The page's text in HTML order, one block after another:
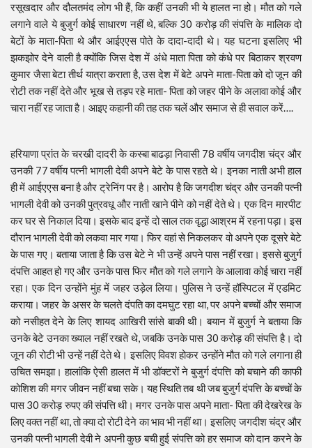
रसूखदार और दौलतमंद लोग भी हैं, कि कहीं उनकी भी ये हालत ना हो। मौत को गले
लगाने वाले ये बुजुर्ग कोई साधारण नहीं थे, बल्कि 30 करोड़ की संपत्ति के मालिक दो
बेटों के माता-पिता थे और आईएएस पोते के दादा-दादी थे। यह घटना इसलिए भी
झकझोर देने वाली है क्योंकि जिस देश में अंधे माता पिता को कंधे पर बिठाकर श्रवण
कुमार जैसा बेटा तीर्थ यात्रा कराता है, उस देश में बेटे अपने माता-पिता को दो जून की
रोटी तक नहीं देते और भूख से तड़प रहे माता- पिता को जहर पीने के अलावा कोई और
चारा नहीं रह जाता है। आइए कहानी की तह तक चलें और समाज से ही सवाल करें….
हरियाणा प्रांत के चरखी दादरी के कस्बा बाढड़ा निवासी 78 वर्षीय जगदीश चंद्र और
उनकी 77 वर्षीय पत्नी भागली देवी अपने बेटे के पास रहते थे। इनका नाती अभी हाल
ही में आईएएस बना है और ट्रेनिंग पर है। आरोप है कि जगदीश चंद्र और उनकी पत्नी
भागली देवी को उनकी पुत्रवधू और नाती खाने पीने को नहीं देते थे। एक दिन मारपीट
कर घर से निकाल दिया। इसके बाद इन्हें दो साल तक वृद्धा आश्रम में रहना पड़ा। इस
दौरान भागली देवी को लकवा मार गया। फिर वहां से निकलकर वो अपने एक दूसरे बेटे
के पास गए। बताया जाता है कि उस बेटे ने भी उन्हें अपने पास नहीं रखा। इससे बुजुर्ग
दंपत्ति आहत हो गए और उनके पास फिर मौत को गले लगाने के आलावा कोई चारा नहीं
रहा। एक दिन उन्होंने मुंह में जहर उड़ेल लिया। पुलिस ने उन्हें हॉस्पिटल में एडमिट
कराया। जहर के असर के चलते दंपति का दमघुट रहा था, पर अपने बच्चों और समाज
को नसीहत देने के लिए शायद आखिरी सांसे बाकी थी। बयान में बुजुर्ग ने बताया कि
उनके बेटे उनका ख्याल नहीं रखते थे, जबकि उनके पास 30 करोड़ की संपत्ति है। दो
जून की रोटी भी उन्हें नहीं देते थे। इसलिए विवश होकर उन्होंने मौत को गले लगाना ही
उचित समझा। हालांकि ऐसी हालत में भी डॉक्टरों ने बुजुर्ग दंपत्ति को बचाने की काफी
कोशिश की मगर जीवन नहीं बचा सके। यह स्थिति तब थी जब बुजुर्ग दंपत्ति के बच्चों के
पास 30 करोड़ रुपए की संपत्ति थी। मगर उनके पास अपने माता- पिता की देखरेख के
लिए वक्त नहीं था, तो क्या दो रोटी देने का भाव भी नहीं था। इसलिए जगदीश चंद्र और
उनकी पत्नी भागली देवी ने अपनी कुछ बची हुई संपत्ति को हर समाज को दान करने के